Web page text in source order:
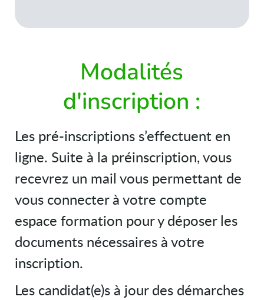
Modalités
d'inscription :
Les pré-inscriptions s’effectuent en
ligne. Suite à la préinscription, vous
recevrez un mail vous permettant de
vous connecter à votre compte
espace formation pour y déposer les
documents nécessaires à votre
inscription.
Les candidat(e)s à jour des démarches